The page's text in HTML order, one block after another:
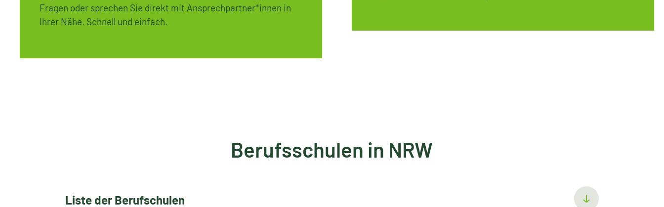
Fragen oder sprechen Sie direkt mit Ansprechpartner*innen in
Ihrer Nähe. Schnell und einfach.
Berufsschulen in NRW
Liste der Berufschulen